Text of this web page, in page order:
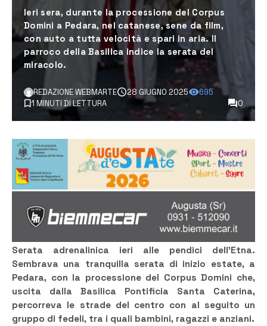
Ieri sera, durante la processione del Corpus
Domini a Pedara, nel catanese, sene da film,
con auto a tutta velocità e spari in aria. Il
parroco della Basilica indice la serata del
miracolo.
REDAZIONE WEBMARTE 28 GIUGNO 2025
695
1 MINUTI DI LETTURA
0
Serata adrenalinica ieri alle pendici dell’Etna.
Sembrava una tranquilla serata di inizio estate, a
Pedara, con la processione del Corpus Domini che,
uscita dalla Basilica Pontificia Santa Caterina,
percorreva le strade del centro con al seguito un
gruppo di fedeli, tra i quali bambini, ragazzi e anziani.